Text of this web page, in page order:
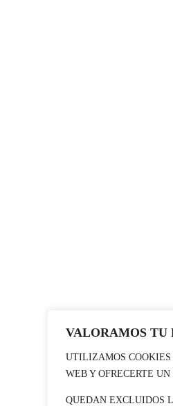
VALORAMOS TU
UTILIZAMOS
WEB Y OFRECERTE
QUEDAN EXCLUIDOS